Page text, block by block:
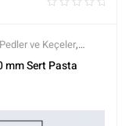
Pedler ve Keçeler,
,Setler ,Setler